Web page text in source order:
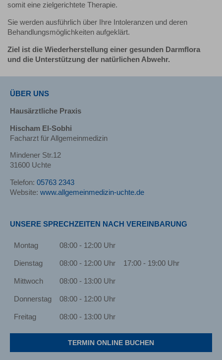
somit eine zielgerichtete Therapie.
Sie werden ausführlich über Ihre Intoleranzen und deren
Behandlungsmöglichkeiten aufgeklärt.
Ziel ist die Wiederherstellung einer gesunden Darmflora
und die Unterstützung der natürlichen Abwehr.
ÜBER UNS
Hausärztliche Praxis
Hischam El-Sobhi
Facharzt für Allgemeinmedizin
Mindener Str.12
31600 Uchte
Telefon: 05763 2343
Website: www.allgemeinmedizin-uchte.de
UNSERE SPRECHZEITEN NACH VEREINBARUNG
Montag 08:00 - 12:00 Uhr
Dienstag 08:00 - 12:00 Uhr 17:00 - 19:00 Uhr
Mittwoch 08:00 - 13:00 Uhr
Donnerstag 08:00 - 12:00 Uhr
Freitag 08:00 - 13:00 Uhr
TERMIN ONLINE BUCHEN